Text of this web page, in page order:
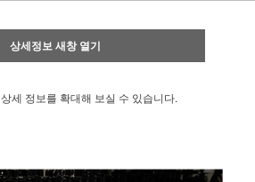
상세정보 새창 열기
상세 정보를 확대해 보실 수 있습니다.